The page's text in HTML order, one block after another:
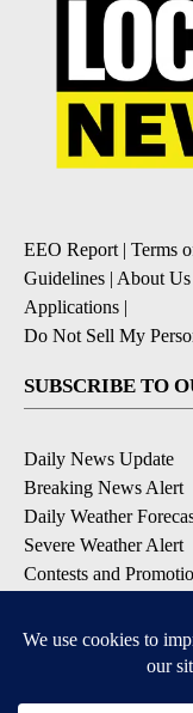
EEO Report| Terms
Guidelines | About Us
Applications |
Do Not Sell My
SUBSCRIBE TO
Daily News Update
Breaking News Alert
Daily Weather
Severe Weather Alert
Contests and